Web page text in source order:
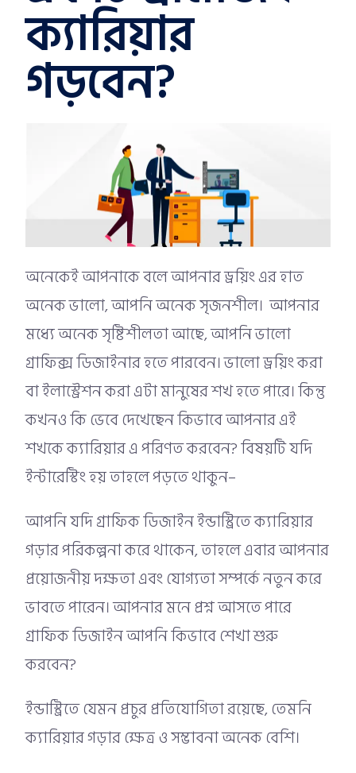
ক্যারিয়ার
গড়বেন?
অনেকেই আপনাকে বলে আপনার ড্রয়িং এর হাত
অনেক ভালো, আপনি অনেক সৃজনশীল। আপনার
মধ্যে অনেক সৃষ্টিশীলতা আছে, আপনি ভালো
গ্রাফিক্স ডিজাইনার হতে পারবেন। ভালো ড্রয়িং করা
বা ইলাস্ট্রেশন করা এটা মানুষের শখ হতে পারে। কিন্তু
কখনও কি ভেবে দেখেছেন কিভাবে আপনার এই
শখকে ক্যারিয়ার এ পরিণত করবেন? বিষয়টি যদি
ইন্টারেস্টিং হয় তাহলে পড়তে থাকুন–
আপনি যদি গ্রাফিক ডিজাইন ইন্ডাস্ট্রিতে ক্যারিয়ার
গড়ার পরিকল্পনা করে থাকেন, তাহলে এবার আপনার
প্রয়োজনীয় দক্ষতা এবং যোগ্যতা সম্পর্কে নতুন করে
ভাবতে পারেন। আপনার মনে প্রশ্ন আসতে পারে
গ্রাফিক ডিজাইন আপনি কিভাবে শেখা শুরু
করবেন?
ইন্ডাস্ট্রিতে যেমন প্রচুর প্রতিযোগিতা রয়েছে, তেমনি
ক্যারিয়ার গড়ার ক্ষেত্র ও সম্ভাবনা অনেক বেশি।